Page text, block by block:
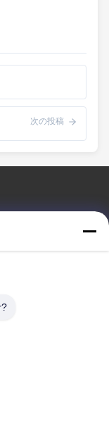
次の投稿